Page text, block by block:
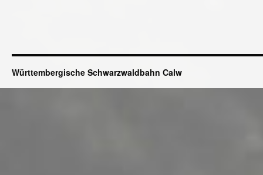
Württembergische Schwarzwaldbahn Calw